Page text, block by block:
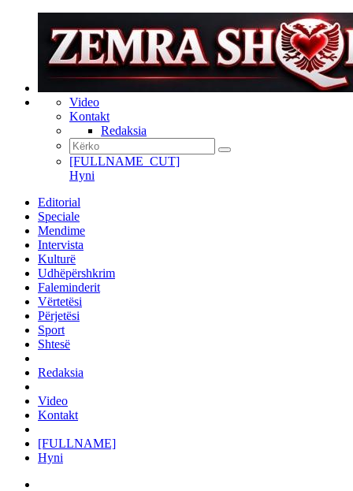
Video
Kontakt
Redaksia
[FULLNAME_CUT]
Hyni
Editorial
Speciale
Mendime
Intervista
Kulturë
Udhëpërshkrim
Faleminderit
Vërtetësi
Përjetësi
Sport
Shtesë
Redaksia
Video
Kontakt
[FULLNAME]
Hyni